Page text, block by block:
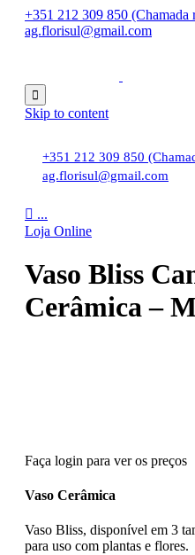
+351 212 309 850 (Chamada
ag.florisul@gmail.com

Skip to content
+351 212 309 850
ag.florisul@gmail.com
 ...
Loja Online
Vaso Bliss
Cerâmica –
Faça login para ver os preços
Vaso Cerâmica
Vaso Bliss, disponível em 3
para uso com plantas e flores.